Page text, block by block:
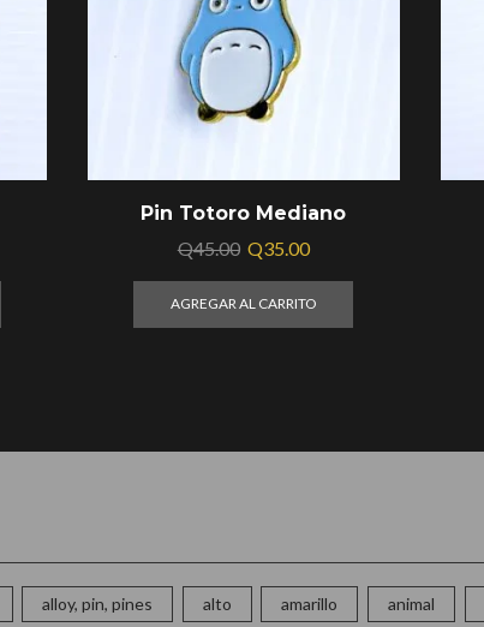
Pin Totoro Mediano
Q45.00 Q35.00
AGREGAR AL CARRITO
alloy, pin, pines alto amarillo animal